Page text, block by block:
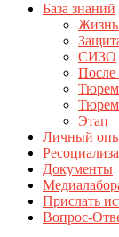
База знаний
Жизнь
СИЗО
После
Этап
Личный
Документы
Прислать
Вопрос-